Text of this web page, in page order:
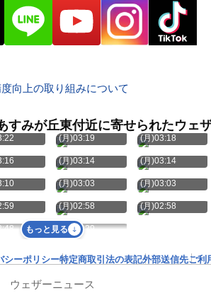
向上の取り組みについて
すみが丘東付近に寄せられたウェ
8月10日
(月)03:19
8月10日
(月)03:18
8月10日
(月)03:14
8月10日
(月)03:14
8月10日
(月)03:03
8月10日
(月)03:03
8月10日
(月)02:58
8月10日
(月)02:58
8月10日
(月)02:29
もっと見る
シーポリシー特定商取引法の表記外部送信先ご利
ウェザーニュース